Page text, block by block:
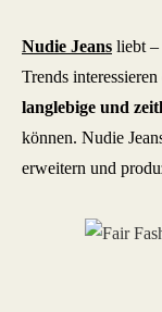
Nudie Jeans liebt –
Trends
langlebige und
können. Nudie
erweitern und